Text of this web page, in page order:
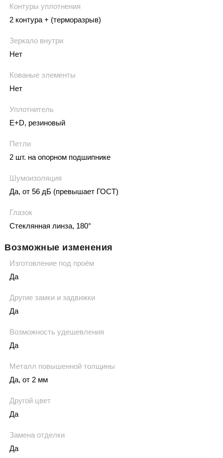
Контуры уплотнения
2 контура + (терморазрыв)
Зеркало внутри
Нет
Кованые элементы
Нет
Уплотнитель
E+D, резиновый
Петли
2 шт. на опорном подшипнике
Шумоизоляция
Да, от 56 дБ (превышает ГОСТ)
Глазок
Стеклянная линза, 180°
Возможные изменения
Изготовление под проём
Да
Другие замки и задвижки
Да
Возможность удешевления
Да
Металл повышенной толщины
Да, от 2 мм
Другой цвет
Да
Замена отделки
Да